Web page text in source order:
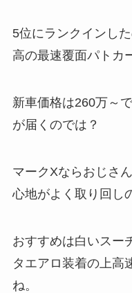
5位にランクインし
高の最速覆面パトカ
新車価格は260万～
が届くのでは？
マークXならおじさ
心地がよく取り回し
おすすめは白いスー
タエアロ装着の上高
ね。